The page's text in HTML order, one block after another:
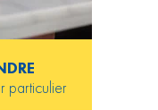
particulier